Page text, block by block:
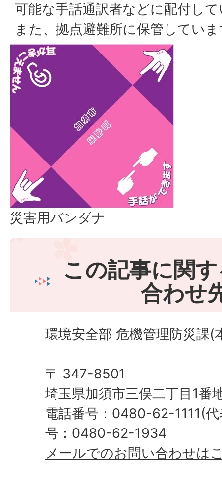
可能な手話通訳者などに配付し
また、拠点避難所に保管してい
災害用バンダナ
この記事に関
合わせ
環境安全部 危機管理防災課(
〒 347-8501
埼玉県加須市三俣二丁目1番
電話番号：0480-62-1111(
号：0480-62-1934
メールでのお問い合わせは